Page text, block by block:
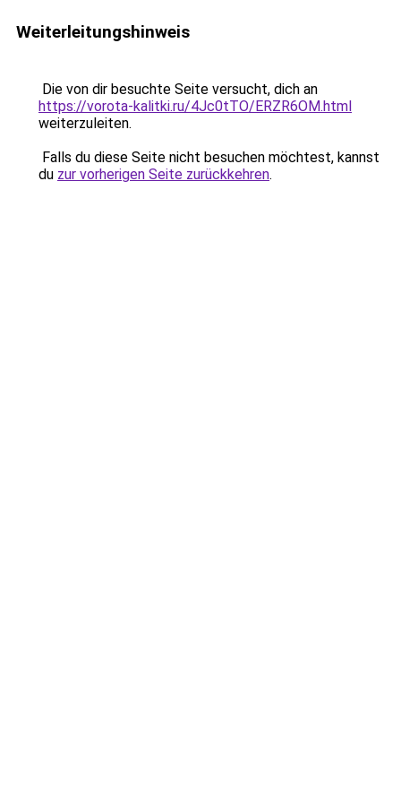
Weiterleitungshinweis
Die von dir besuchte Seite versucht, dich an
https://vorota-kalitki.ru/4Jc0tTO/ERZR6OM.html
weiterzuleiten.
Falls du diese Seite nicht besuchen möchtest, kannst
du zur vorherigen Seite zurückkehren.